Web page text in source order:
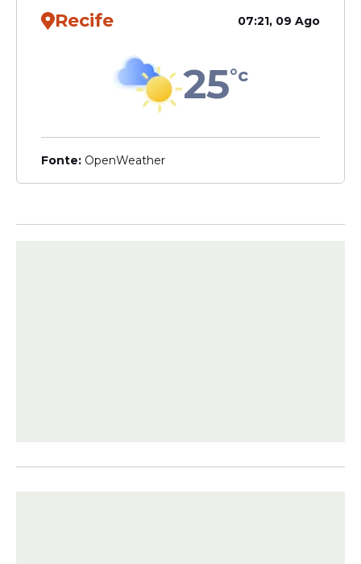
Recife 07:21, 09 Ago
25°c
Fonte: OpenWeather